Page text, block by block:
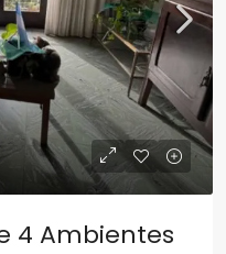
4 Ambientes